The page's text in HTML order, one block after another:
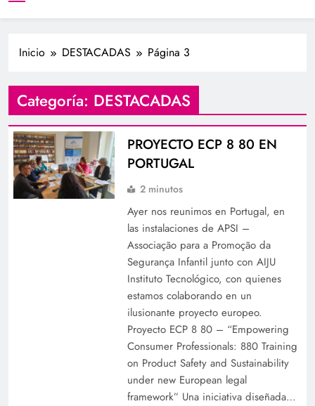
Inicio DESTACADAS Página 3
Categoría: DESTACADAS
PROYECTO ECP 8 80 EN
PORTUGAL
2 minutos
Ayer nos reunimos en Portugal, en
las instalaciones de APSI –
Associação para a Promoção da
Segurança Infantil junto con AIJU
Instituto Tecnológico, con quienes
estamos colaborando en un
ilusionante proyecto europeo.
Proyecto ECP 8 80 – “Empowering
Consumer Professionals: 880 Training
on Product Safety and Sustainability
under new European legal
framework” Una iniciativa diseñada…